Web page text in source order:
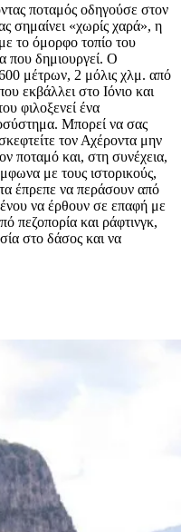
ποταμός οδηγούσε στον
σημαίνει «χωρίς χαρά», η
το όμορφο τοπίο του
που δημιουργεί. Ο
μέτρων, 2 μόλις χλμ. από
εκβάλλει στο Ιόνιο και
φιλοξενεί ένα
Μπορεί να σας
τον Αχέροντα μην
ποταμό και, στη συνέχεια,
με τους ιστορικούς,
έπρεπε να περάσουν από
να έρθουν σε επαφή με
πεζοπορία και ράφτινγκ,
στο δάσος και να